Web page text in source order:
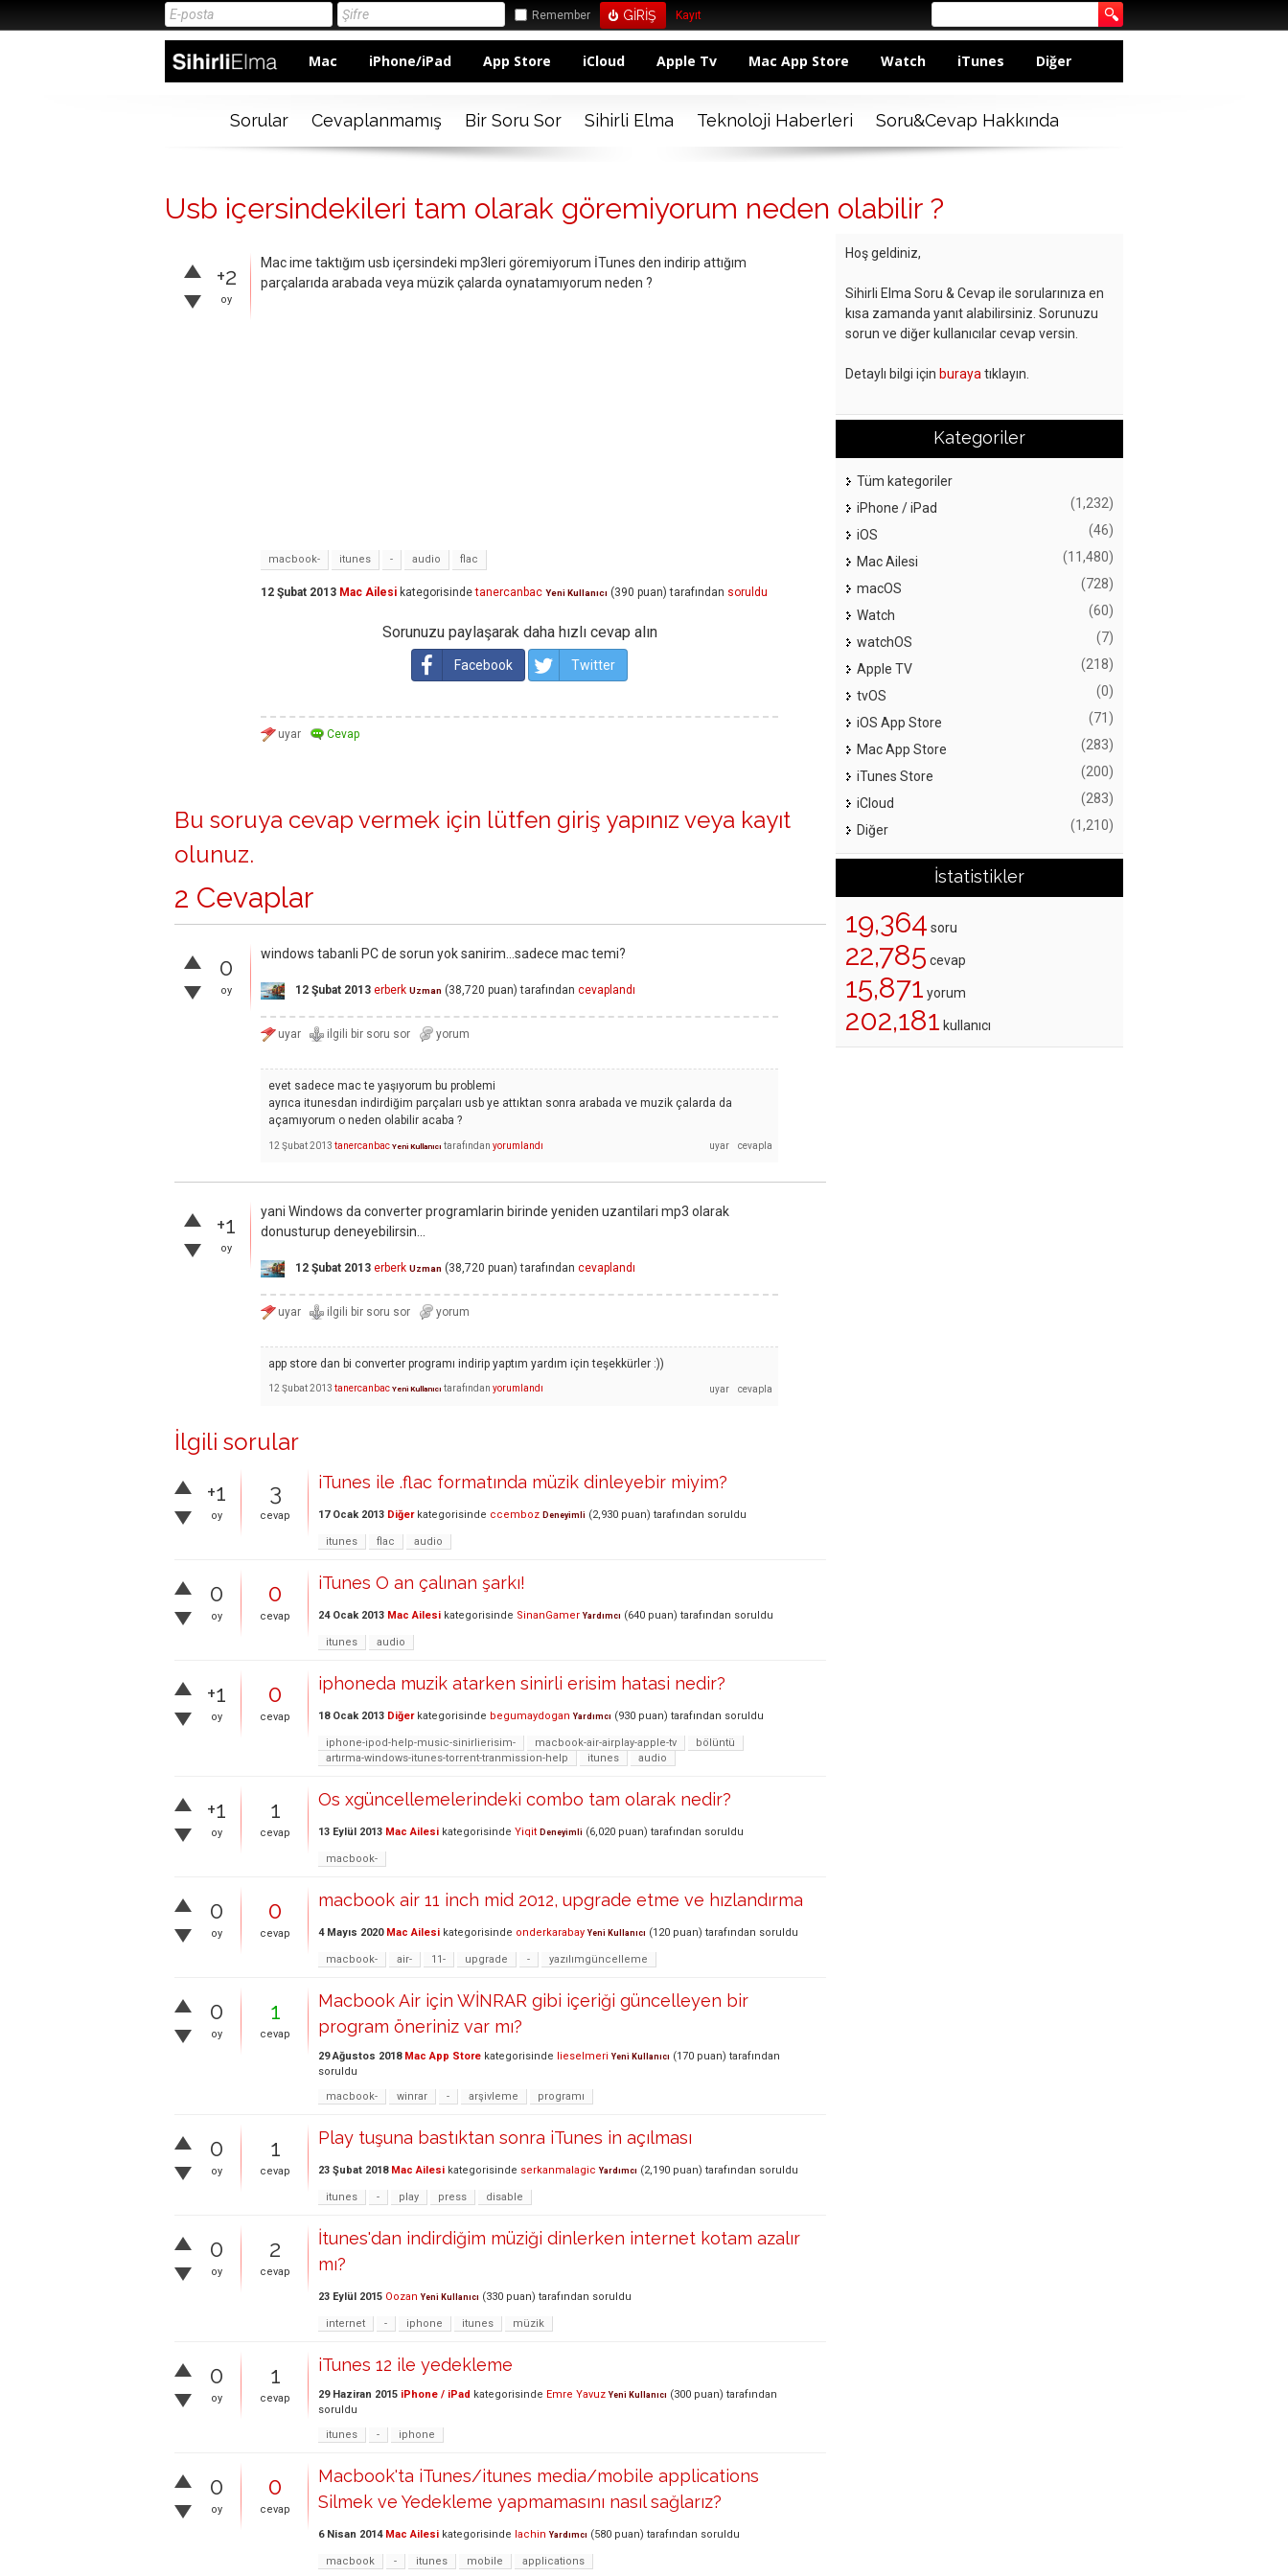
Remember Kayıt
Mac iPhone/iPad App Store iCloud Apple Tv Mac App Store Watch iTunes Diğer
Sorular Cevaplanmamış Bir Soru Sor Sihirli Elma Teknoloji Haberleri Soru&Cevap Hakkında
Usb içersindekileri tam olarak göremiyorum neden olabilir ?
+2
oy
Mac ime taktığım usb içersindeki mp3leri göremiyorum İTunes den indirip attığım
parçalarıda arabada veya müzik çalarda oynatamıyorum neden ?
macbook- itunes - audio flac
12 Şubat 2013 Mac Ailesi kategorisinde tanercanbac Yeni Kullanıcı (390 puan) tarafından soruldu
Sorunuzu paylaşarak daha hızlı cevap alın
Facebook Twitter
Bu soruya cevap vermek için lütfen giriş yapınız veya kayıt
olunuz.
2 Cevaplar
0
oy
windows tabanli PC de sorun yok sanirim...sadece mac temi?
12 Şubat 2013 erberk Uzman (38,720 puan) tarafından cevaplandı
evet sadece mac te yaşıyorum bu problemi
ayrıca itunesdan indirdiğim parçaları usb ye attıktan sonra arabada ve muzik çalarda da
açamıyorum o neden olabilir acaba ?
12 Şubat 2013 tanercanbac Yeni Kullanıcı tarafından yorumlandı
+1
oy
yani Windows da converter programlarin birinde yeniden uzantilari mp3 olarak
donusturup deneyebilirsin...
12 Şubat 2013 erberk Uzman (38,720 puan) tarafından cevaplandı
app store dan bi converter programı indirip yaptım yardım için teşekkürler :))
12 Şubat 2013 tanercanbac Yeni Kullanıcı tarafından yorumlandı
İlgili sorular
+1
oy
3
cevap
iTunes ile .flac formatında müzik dinleyebir miyim?
17 Ocak 2013 Diğerkategorisinde ccemboz Deneyimli (2,930 puan) tarafından soruldu
itunes flac audio
0
oy
0
cevap
iTunes O an çalınan şarkı!
24 Ocak 2013 Mac Ailesi kategorisinde SinanGamer Yardımcı (640 puan) tarafından soruldu
itunes audio
+1
oy
0
cevap
iphoneda muzik atarken sinirli erisim hatasi nedir?
18 Ocak 2013 Diğerkategorisinde begumaydogan Yardımcı (930 puan) tarafından soruldu
iphone-ipod-help-music-sinirlierisim- macbook-air-airplay-apple-tv
bölüntü
artırma-windows-itunes-torrent-tranmission-help
itunes audio
+1
oy
1
cevap
Os xgüncellemelerindeki combo tam olarak nedir?
13 Eylül 2013 Mac Ailesi kategorisinde Yiqit Deneyimli (6,020 puan) tarafından soruldu
macbook-
0
oy
0
cevap
macbook air 11 inch mid 2012, upgrade etme ve hızlandırma
4 Mayıs 2020 Mac Ailesi kategorisinde onderkarabay Yeni Kullanıcı (120 puan) tarafından soruldu
macbook- air- 11- upgrade - yazılımgüncelleme
0
oy
1
cevap
Macbook Air için WİNRAR gibi içeriği güncelleyen bir
program öneriniz var mı?
29 Ağustos 2018 Mac App Store kategorisinde lieselmeri Yeni Kullanıcı (170 puan) tarafından
soruldu
macbook-
winrar - arşivleme programı
0
oy
1
cevap
Play tuşuna bastıktan sonra iTunes in açılması
23 Şubat 2018 Mac Ailesi kategorisinde serkanmalagic Yardımcı (2,190 puan) tarafından soruldu
itunes - play press disable
0
oy
2
cevap
İtunes'dan indirdiğim müziği dinlerken internet kotam azalır
mı?
23 Eylül 2015 Oozan Yeni Kullanıcı (330 puan) tarafından soruldu
internet - iphone itunes müzik
0
oy
1
cevap
iTunes 12 ile yedekleme
29 Haziran 2015 iPhone / iPad kategorisinde Emre Yavuz Yeni Kullanıcı (300 puan) tarafından
soruldu
itunes
- iphone
0
oy
0
cevap
Macbook'ta iTunes/itunes media/mobile applications
Silmek ve Yedekleme yapmamasını nasıl sağlarız?
6 Nisan 2014 Mac Ailesi kategorisinde lachin Yardımcı (580 puan) tarafından soruldu
macbook - itunes mobile applications
Hoş geldiniz,
Sihirli Elma Soru & Cevap ile sorularınıza en
kısa zamanda yanıt alabilirsiniz. Sorunuzu
sorun ve diğer kullanıcılar cevap versin.
Detaylı bilgi için buraya tıklayın.
Kategoriler
Tüm kategoriler
iPhone / iPad
(1,232)
iOS (46)
Mac Ailesi (11,480)
macOS (728)
Watch (60)
watchOS (7)
Apple TV (218)
tvOS (0)
iOS App Store (71)
Mac App Store (283)
iTunes Store (200)
iCloud (283)
Diğer (1,210)
İstatistikler
19,364 soru
22,785 cevap
15,871 yorum
202,181 kullanıcı